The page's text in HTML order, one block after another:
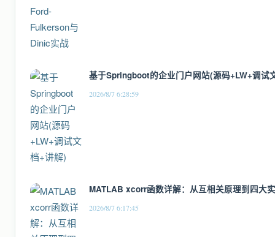
基于Springboot的企业门户网站(源码+LW+调试
2026/8/7 6:28:59
MATLAB xcorr函数详解：从互相关原理到四大
2026/8/7 6:17:45